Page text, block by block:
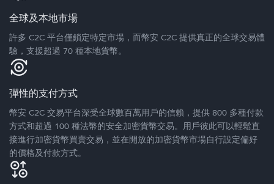
全球及本地市場
許多 C2C 平台僅鎖定特定市場，而幣安 C2C 提供真正的全球交易體
驗，支援超過 70 種本地貨幣。
彈性的支付方式
幣安 C2C 交易平台深受全球數百萬用戶的信賴，提供 800 多種付款
方式和超過 100 種法幣的安全加密貨幣交易。用戶彼此可以輕鬆直
接進行加密貨幣買賣交易，並在開放的加密貨幣市場自行設定偏好
的價格及付款方式。